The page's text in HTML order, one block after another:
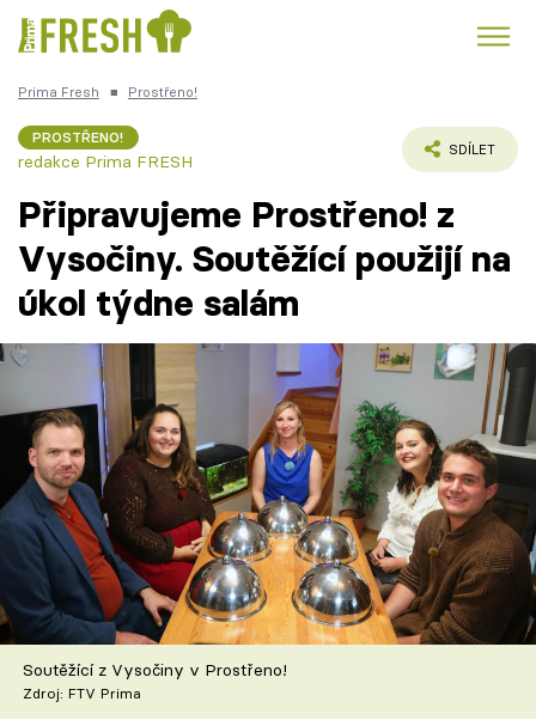
Česká kuchyně Čokoláda
Témata
Recepty
Články
TV Program
Škola vaření
Recepty z TV
Speciál: Cuketa
Prima Fresh ■ Prostřeno!
PROSTŘENO!
redakce Prima FRESH
SDÍLET
Připravujeme Prostřeno! z
Vysočiny. Soutěžící použijí na
úkol týdne salám
Soutěžící z Vysočiny v Prostřeno!
Zdroj: FTV Prima